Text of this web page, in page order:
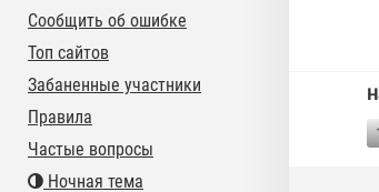
Сообщить об ошибке
Топ сайтов
Забаненные участники
Правила
Частые вопросы
Ночная тема